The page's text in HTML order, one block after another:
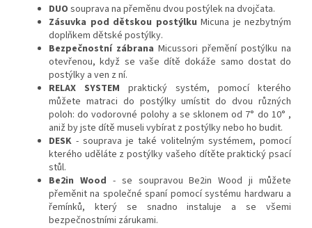
DUO souprava na přeměnu dvou postýlek na dvojčata.
Zásuvka pod dětskou postýlku Micuna je nezbytným
doplňkem dětské postýlky.
Bezpečnostní zábrana Micussori přemění postýlku na
otevřenou, když se vaše dítě dokáže samo dostat do
postýlky a ven z ní.
RELAX SYSTEM praktický systém, pomocí kterého
můžete matraci do postýlky umístit do dvou různých
poloh: do vodorovné polohy a se sklonem od 7° do 10° ,
aniž by jste dítě museli vybírat z postýlky nebo ho budit.
DESK - souprava je také volitelným systémem, pomocí
kterého uděláte z postýlky vašeho dítěte praktický psací
stůl.
Be2in Wood - se soupravou Be2in Wood ji můžete
přeměnit na společné spaní pomocí systému hardwaru a
řemínků, který se snadno instaluje a se všemi
bezpečnostními zárukami.